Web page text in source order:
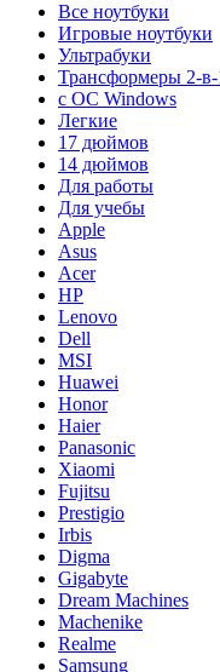
Все ноутбуки
Игровые ноутбуки
Ультрабуки
Трансформеры 2-в-
с ОС Windows
Легкие
17 дюймов
14 дюймов
Для работы
Для учебы
Apple
Asus
Acer
HP
Lenovo
Dell
MSI
Huawei
Honor
Haier
Panasonic
Xiaomi
Fujitsu
Prestigio
Irbis
Digma
Gigabyte
Dream Machines
Machenike
Realme
Samsung